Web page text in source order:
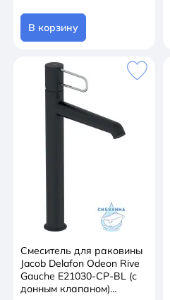
В корзину
Смеситель для раковины
Jacob Delafon Odeon Rive
Gauche E21030-CP-BL (с
донным клапаном)